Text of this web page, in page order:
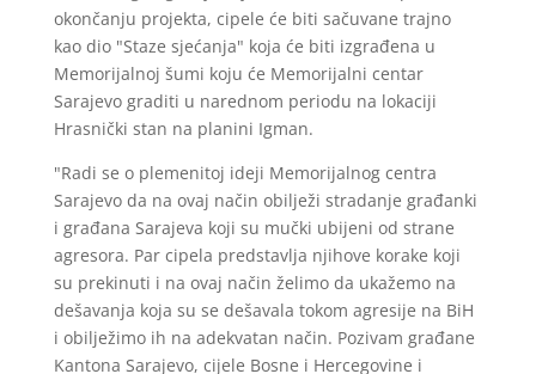
okončanju projekta, cipele će biti sačuvane trajno
kao dio "Staze sjećanja" koja će biti izgrađena u
Memorijalnoj šumi koju će Memorijalni centar
Sarajevo graditi u narednom periodu na lokaciji
Hrasnički stan na planini Igman.
"Radi se o plemenitoj ideji Memorijalnog centra
Sarajevo da na ovaj način obilježi stradanje građanki
i građana Sarajeva koji su mučki ubijeni od strane
agresora. Par cipela predstavlja njihove korake koji
su prekinuti i na ovaj način želimo da ukažemo na
dešavanja koja su se dešavala tokom agresije na BiH
i obilježimo ih na adekvatan način. Pozivam građane
Kantona Sarajevo, cijele Bosne i Hercegovine i